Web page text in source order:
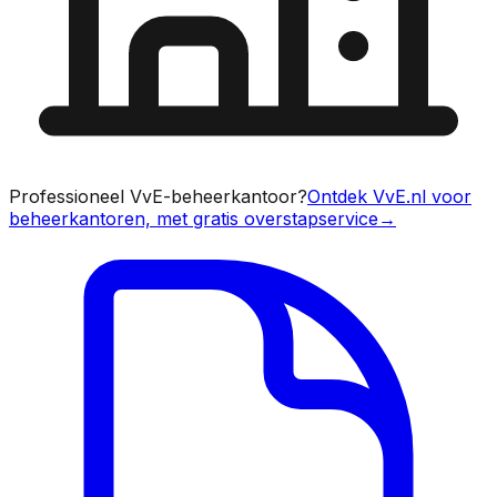
Professioneel VvE-beheerkantoor?Ontdek VvE.nl voor
beheerkantoren, met gratis overstapservice→